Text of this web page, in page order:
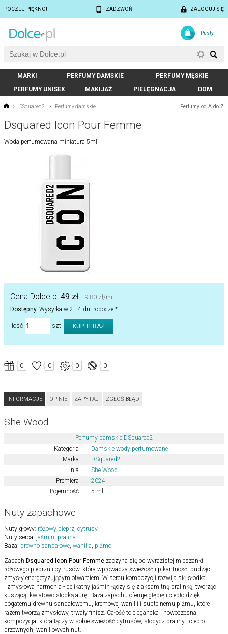
POCZUJ PIĘKNO! ZADZWOŃ ZALOGUJ SIĘ
Pusty
MARKI PERFUMY DAMSKIE
PERFUMY MĘSKIE
PERFUMY UNISEX
MAKIJAŻ PIELĘGNACJA DOM
Perfumy od A do Z
> DSquared2 > Perfumy damskie
Dsquared Icon Pour Femme
Woda perfumowana miniatura 5ml
Cena Dolce.pl 49 zł 9,80 zł/ml
Dostępny. Wysyłka w 2 - 4 dni robocze *
Ilość szt.
0 0 0 0
INFORMACJE OPINIE ZAPYTAJ ZGŁOŚ BŁĄD
She Wood
Perfumy damskie DSquared2
Kategoria
Damskie wody perfumowane
Marka
DSquared2
Linia
She Wood
Premiera
2024
Pojemność
5 ml
Nuty zapachowe
Nuty głowy: różowy pieprz cytrusy.
Nuty serca: jaśmin pralina
Baza: drewno sandałowe wanilia piżmo
Zapach Dsquared Icon Pour Femme zaczyna się od wyrazistej mieszanki
różowego pieprzu i cytrusów, która wprowadza świeżość i pikantność, budząc
zmysły energetyzującym otwarciem. W sercu kompozycji rozwija się słodka
i zmysłowa harmonia - delikatny jaśmin łączy się z aksamitną pralinką, tworząc
kuszącą, kwiatowo-słodką aurę. Baza zapachu oferuje głębię i ciepło dzięki
bogatemu drewnu sandałowemu, kremowej wanilii i subtelnemu piżmu, które
razem tworzą zmysłowy, trwały finisz. Całość to elegancka i nowoczesna
kompozycja, która łączy w sobie świeżość cytrusów, słodycz praliny i ciepło
drzewnych, waniliowych nut.